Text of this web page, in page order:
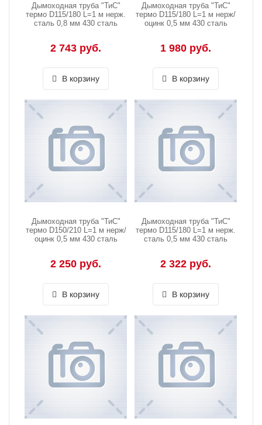
Дымоходная труба "ТиС"
термо D115/180 L=1 м нерж.
сталь 0,8 мм 430 сталь
2 743 руб.
В корзину
Дымоходная труба "ТиС"
термо D115/180 L=1 м нерж/
оцинк 0,5 мм 430 сталь
1 980 руб.
В корзину
Дымоходная труба "ТиС"
термо D150/210 L=1 м нерж/
оцинк 0,5 мм 430 сталь
2 250 руб.
В корзину
Дымоходная труба "ТиС"
термо D115/180 L=1 м нерж.
сталь 0,5 мм 430 сталь
2 322 руб.
В корзину